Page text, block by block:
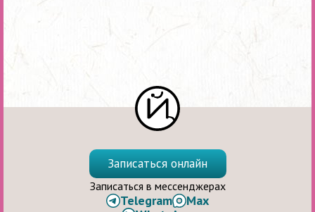
Записаться онлайн
Записаться в мессенджерах
Telegram
Max